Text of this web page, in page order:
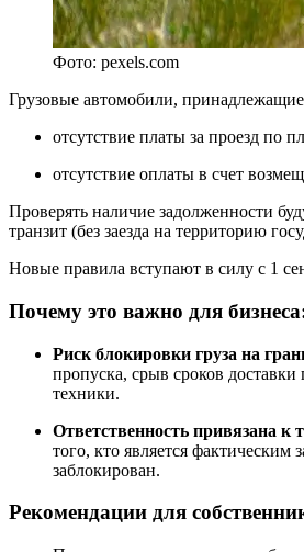
Фото: pexels.com
Грузовые автомобили,
отсутствие платы за проезд по
отсутствие оплаты в счет
Проверять наличие задолженности
транзит (без заезда на территорию
Новые правила вступают в силу с 1
Почему это важно для
Риск блокировки груза на
пропуска, срыв сроков
техники.
Ответственность привязана к
того, кто является
заблокирован.
Рекомендации для